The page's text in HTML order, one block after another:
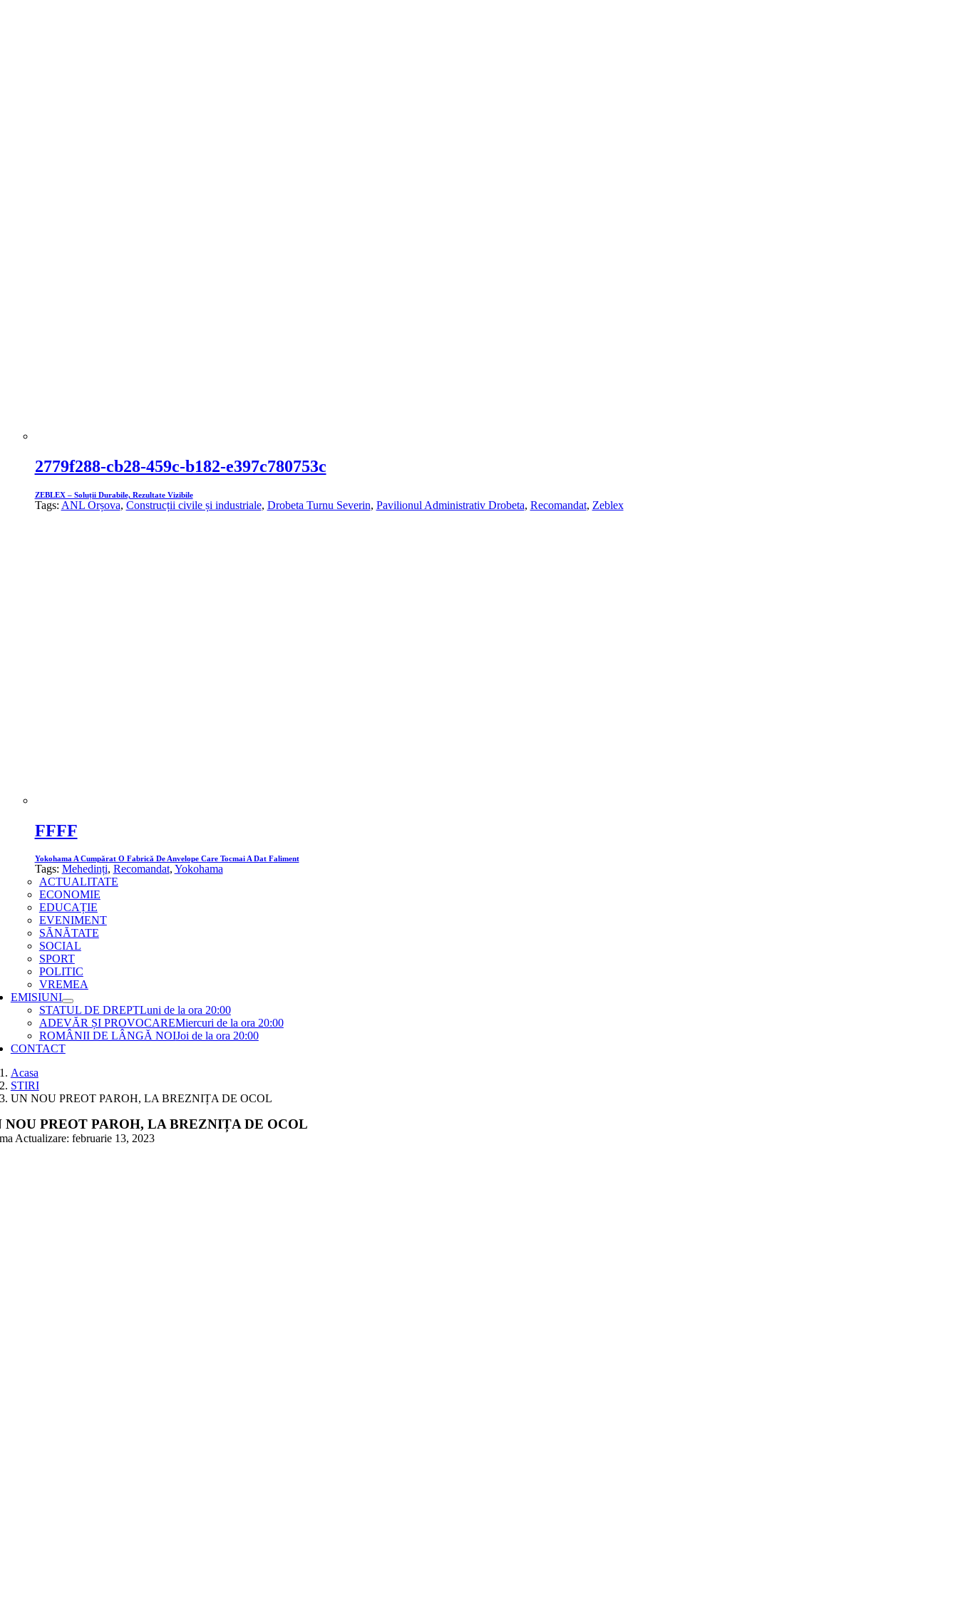
2779f288-cb28-459c-b182-e397c780753c
ZEBLEX – Soluții Durabile, Rezultate Vizibile
Tags: ANL Orșova, Construcții civile și industriale, Drobeta Turnu Severin, Pavilionul Administrativ Drobeta, Recomandat, Zeblex
FFFF
Yokohama A Cumpărat O Fabrică De Anvelope Care Tocmai A Dat Faliment
Tags: Mehedinți, Recomandat, Yokohama
ACTUALITATE
ECONOMIE
EDUCAȚIE
EVENIMENT
SĂNĂTATE
SOCIAL
SPORT
POLITIC
VREMEA
EMISIUNI
STATUL DE DREPTLuni de la ora 20:00
ADEVĂR ȘI PROVOCAREMiercuri de la ora 20:00
ROMÂNII DE LÂNGĂ NOIJoi de la ora 20:00
CONTACT
Acasa
STIRI
UN NOU PREOT PAROH, LA BREZNIȚA DE OCOL
NOU PREOT PAROH, LA BREZNIȚA DE OCOL
Actualizare: februarie 13, 2023